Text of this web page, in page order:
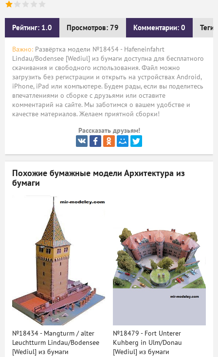
Рейтинг: 1.0 Просмотров: 79 Комментарии: 0 Теги:
Важно: Развёртка модели №18454 - Hafeneinfahrt
Lindau/Bodensee [Wediul] из бумаги доступна для бесплатного
скачивания и свободного использования. Файл можно
загрузить без регистрации и открыть на устройствах Android,
iPhone, iPad или компьютере. Будем рады, если вы поделитесь
впечатлениями о сборке с друзьями или оставите
комментарий на сайте. Мы заботимся о вашем удобстве и
качестве материалов. Желаем приятной сборки!
Рассказать друзьям!
Похожие бумажные модели Архитектура из
бумаги
№18434 - Mangturm / alter
Leuchtturm Lindau/Bodensee
[Wediul] из бумаги
№18479 - Fort Unterer
Kuhberg in Ulm/Donau
[Wediul] из бумаги